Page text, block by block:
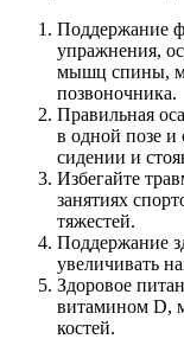
Поддержание
упражнения,
мышц спины,
позвоночника.
Правильная
в одной позе и
сидении и
Избегайте
занятиях
тяжестей.
Поддержание
увеличивать
Здоровое
витамином D,
костей.